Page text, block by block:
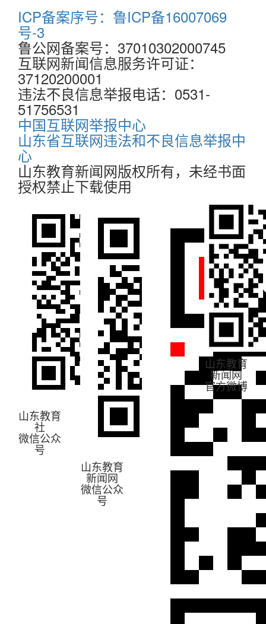
ICP备案序号：鲁ICP备16007069
号-3
鲁公网备案号：37010302000745
互联网新闻信息服务许可证：
37120200001
违法不良信息举报电话：0531-
51756531
中国互联网举报中心
山东省互联网违法和不良信息举报中
心
山东教育新闻网版权所有，未经书面
授权禁止下载使用
山东教育
社
微信公众
号
山东教育
新闻网
微信公众
号
山东教育
新闻网
官方微博